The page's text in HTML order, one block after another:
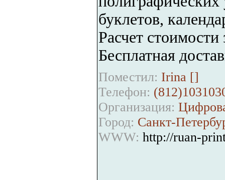
буклетов,
Расчет стоимости
Бесплатная
Поместил: Irina []
Телефон:
Организация:
Город: Санкт-
WWW: http://ruan-